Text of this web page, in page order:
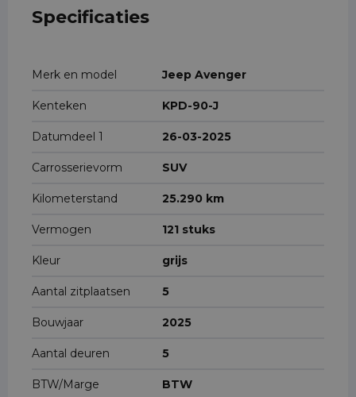
Specificaties
Merk en model Jeep Avenger
Kenteken KPD-90-J
Datumdeel 1 26-03-2025
Carrosserievorm SUV
Kilometerstand 25.290 km
Vermogen 121 stuks
Kleur grijs
Aantal zitplaatsen 5
Bouwjaar 2025
Aantal deuren 5
BTW/Marge BTW